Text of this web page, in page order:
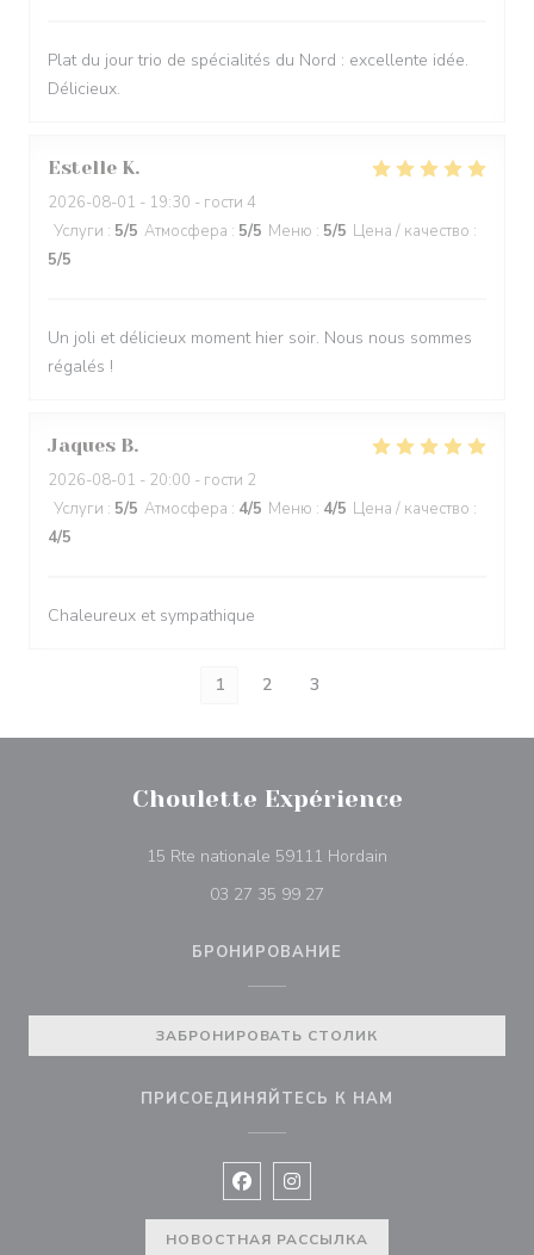
Plat du jour trio de spécialités du Nord : excellente idée.
Délicieux.
Estelle K
2026-08-01 - 19:30 - гости 4
Услуги : 5/5 Атмосфера : 5/5 Меню : 5/5 Цена / качество :
5/5
Un joli et délicieux moment hier soir. Nous nous sommes
régalés !
Jaques B
2026-08-01 - 20:00 - гости 2
Услуги : 5/5 Атмосфера : 4/5 Меню : 4/5 Цена / качество :
4/5
Chaleureux et sympathique
1 2 3
Choulette Expérience
15 Rte nationale 59111 Hordain
03 27 35 99 27
БРОНИРОВАНИЕ
ЗАБРОНИРОВАТЬ СТОЛИК
ПРИСОЕДИНЯЙТЕСЬ К НАМ
Facebook ((открывается в новом
Instagram ((открывается в
НОВОСТНАЯ РАССЫЛКА